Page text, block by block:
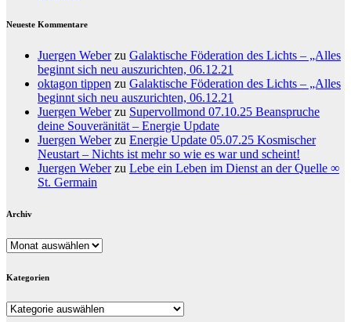
Neueste Kommentare
Juergen Weberzu Galaktische Föderation des Lichts – „Alles
beginnt sich neu auszurichten, 06.12.21
oktagon tippen zu Galaktische Föderation des Lichts – „Alles
beginnt sich neu auszurichten, 06.12.21
Juergen Weberzu Supervollmond 07.10.25 Beanspruche
deine Souveränität – Energie Update
Juergen Weberzu Energie Update 05.07.25 Kosmischer
Neustart – Nichts ist mehr so wie es war und scheint!
Juergen Weberzu Lebe ein Leben im Dienst an der Quelle ∞
St. Germain
Archiv
Archiv
Kategorien
Kategorien